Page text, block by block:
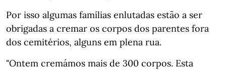
Por isso algumas famílias enlutadas estão a ser
obrigadas a cremar os corpos dos parentes fora
dos cemitérios, alguns em plena rua.
"Ontem cremámos mais de 300 corpos. Esta